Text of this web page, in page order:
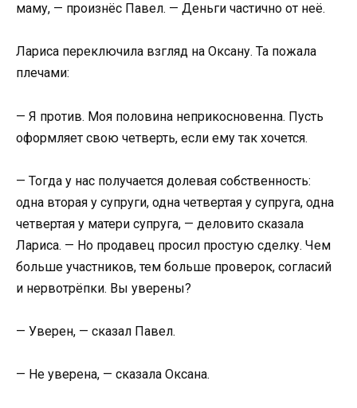
маму, — произнёс Павел. — Деньги частично от неё.
Лариса переключила взгляд на Оксану. Та пожала
плечами:
— Я против. Моя половина неприкосновенна. Пусть
оформляет свою четверть, если ему так хочется.
— Тогда у нас получается долевая собственность:
одна вторая у супруги, одна четвертая у супруга, одна
четвертая у матери супруга, — деловито сказала
Лариса. — Но продавец просил простую сделку. Чем
больше участников, тем больше проверок, согласий
и нервотрёпки. Вы уверены?
— Уверен, — сказал Павел.
— Не уверена, — сказала Оксана.